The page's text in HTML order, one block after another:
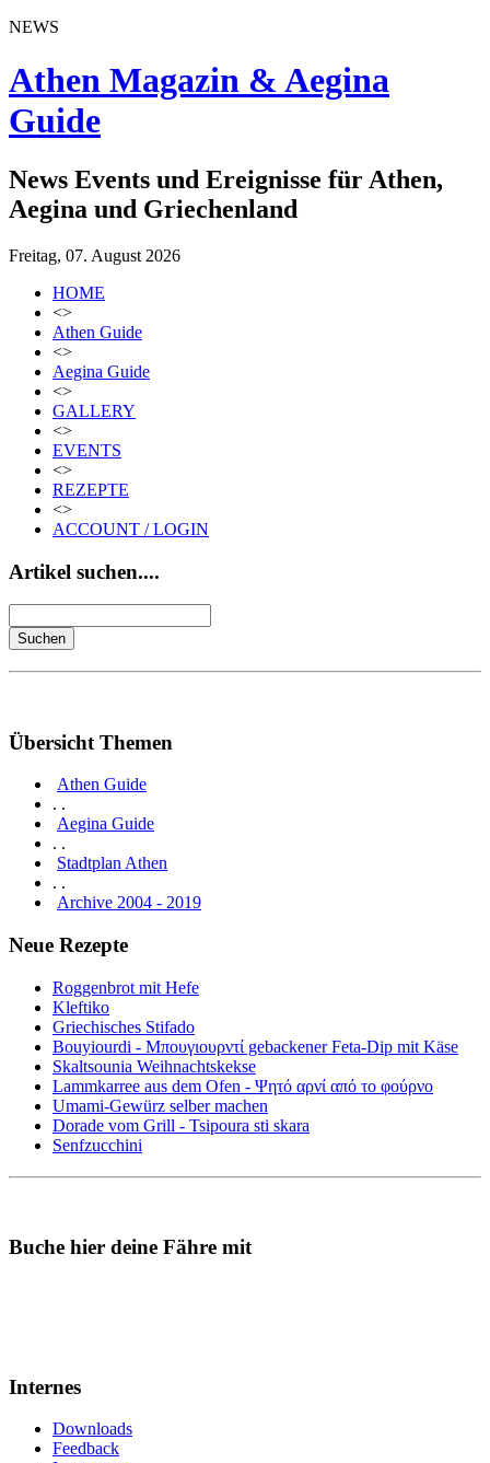
NEWS
Athen Magazin & Aegina
Guide
News Events und Ereignisse für Athen,
Aegina und Griechenland
Freitag, 07. August 2026
HOME
<>
Athen Guide
<>
Aegina Guide
<>
GALLERY
<>
EVENTS
<>
REZEPTE
<>
ACCOUNT / LOGIN
Artikel suchen....
Übersicht Themen
Athen Guide
. .
Aegina Guide
. .
Stadtplan Athen
. .
Archive 2004 - 2019
Neue Rezepte
Roggenbrot mit Hefe
Kleftiko
Griechisches Stifado
Bouyiourdi - Μπουγιουρντί gebackener Feta-Dip mit Käse
Skaltsounia Weihnachtskekse
Lammkarree aus dem Ofen - Ψητό αρνί από το φούρνο
Umami-Gewürz selber machen
Dorade vom Grill - Tsipoura sti skara
Senfzucchini
Buche hier deine Fähre mit
Internes
Downloads
Feedback